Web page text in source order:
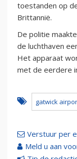
toestanden op
Brittannië.
De politie
de luchthaven
Het apparaat
met de eerdere
gatwick
Verstuur per
Meld u aan